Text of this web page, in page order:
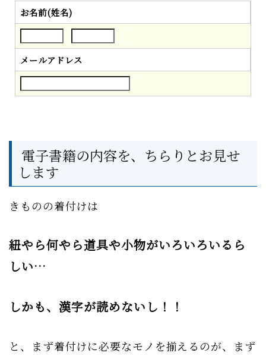
お名前(姓名)
メールアドレス
電子書籍の内容を、ちらりとお見せ
します
きものの着付けは
紐やら何やら道具や小物がいろいろいるら
しい…
しかも、漢字が読めないし！！
と、まず着付けに必要なモノを揃えるのが、まず